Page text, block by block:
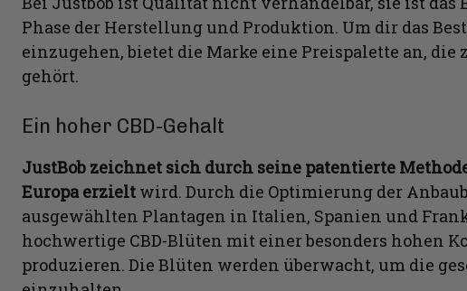
Phase der Herstellung und Produktion. Um dir das
einzugehen, bietet die Marke eine Preispalette an,
gehört.
Ein hoher CBD-Gehalt
JustBob zeichnet sich durch seine patentierte
Europa erzielt wird. Durch die Optimierung der
ausgewählten Plantagen in Italien, Spanien und
hochwertige CBD-Blüten mit einer besonders hohen
produzieren. Die Blüten werden überwacht, um die